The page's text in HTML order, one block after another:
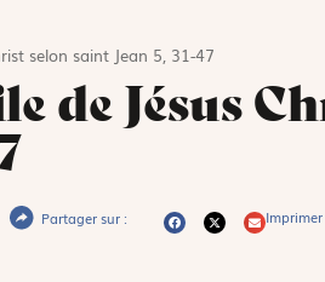
selon saint Jean 5, 31-47
de Jésus
Partager sur :